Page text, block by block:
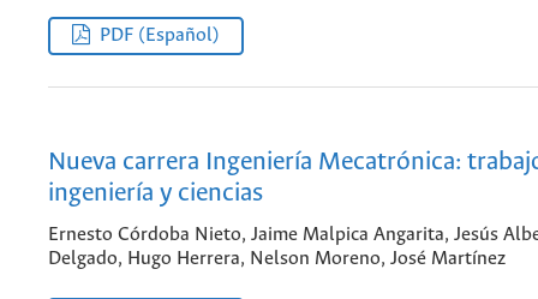
PDF (Español)
Nueva carrera Ingeniería Mecatrónica:
ingeniería y ciencias
Ernesto Córdoba Nieto, Jaime Malpica Angarita, Jesús
Delgado, Hugo Herrera, Nelson Moreno, José Martínez